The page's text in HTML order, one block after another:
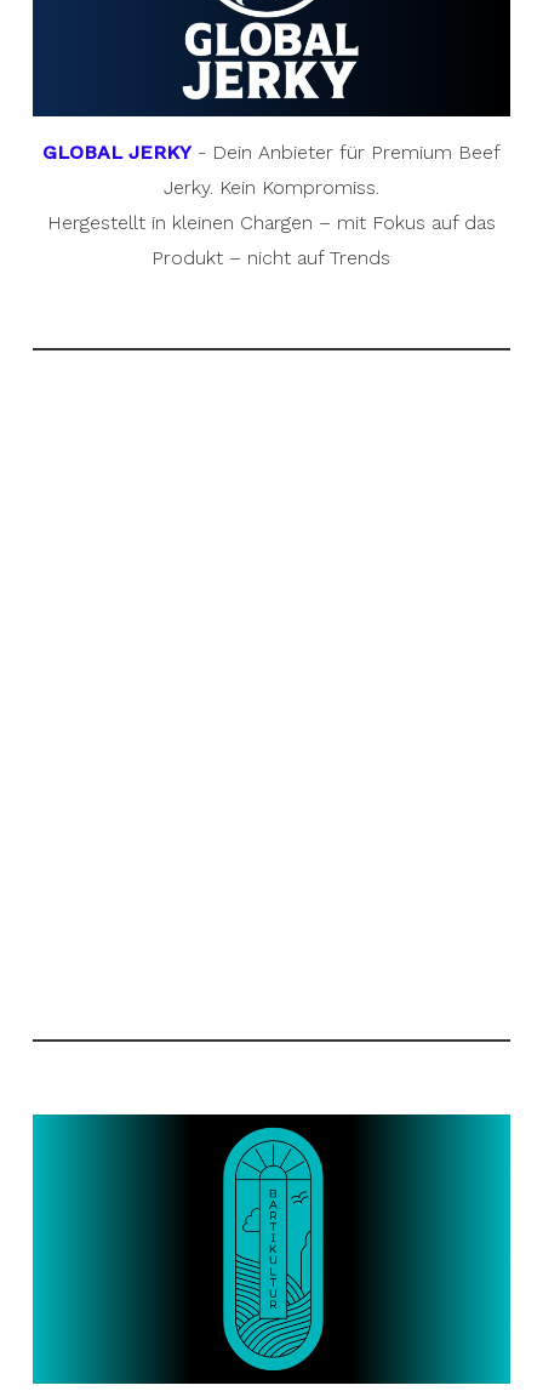
GLOBAL JERKY- Dein Anbieter für Premium Beef
Jerky. Kein Kompromiss.
Hergestellt in kleinen Chargen – mit Fokus auf das
Produkt – nicht auf Trends